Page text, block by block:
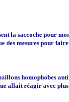
la saccoche pour
des mesures pour
homophobes
allait réagir avec